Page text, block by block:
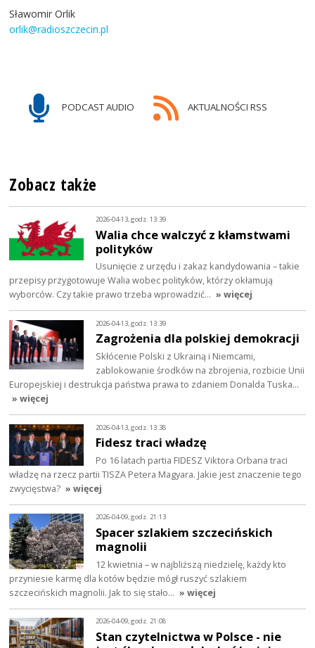
Sławomir Orlik
orlik@radioszczecin.pl
PODCAST AUDIO AKTUALNOŚCI RSS
Zobacz także
2026-04-13, godz. 13:39
Walia chce walczyć z kłamstwami
polityków
Usunięcie z urzędu i zakaz kandydowania – takie
przepisy przygotowuje Walia wobec polityków, którzy okłamują
wyborców. Czy takie prawo trzeba wprowadzić… » więcej
2026-04-13, godz. 13:39
Zagrożenia dla polskiej demokracji
Skłócenie Polski z Ukrainą i Niemcami,
zablokowanie środków na zbrojenia, rozbicie Unii
Europejskiej i destrukcja państwa prawa to zdaniem Donalda Tuska…
» więcej
2026-04-13, godz. 13:38
Fidesz traci władzę
Po 16 latach partia FIDESZ Viktora Orbana traci
władzę na rzecz partii TISZA Petera Magyara. Jakie jest znaczenie tego
zwycięstwa? » więcej
2026-04-09, godz. 21:13
Spacer szlakiem szczecińskich
magnolii
12 kwietnia – w najbliższą niedzielę, każdy kto
przyniesie karmę dla kotów będzie mógł ruszyć szlakiem
szczecińskich magnolii. Jak to się stało… » więcej
2026-04-09, godz. 21:08
Stan czytelnictwa w Polsce - nie